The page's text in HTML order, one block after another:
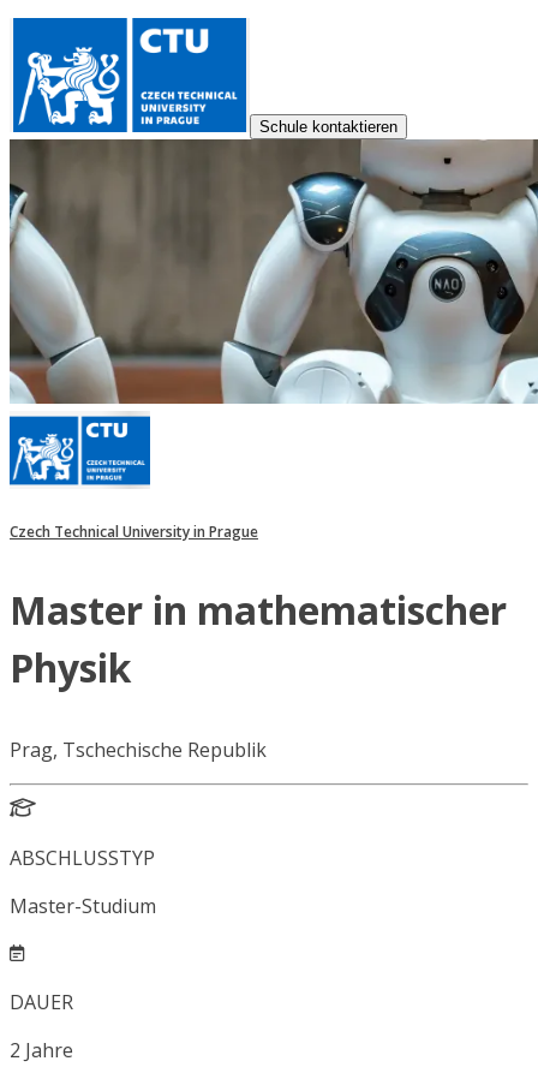
Schule kontaktieren
Czech Technical University in Prague
Master in mathematischer
Physik
Prag, Tschechische Republik
ABSCHLUSSTYP
Master-Studium
DAUER
2 Jahre